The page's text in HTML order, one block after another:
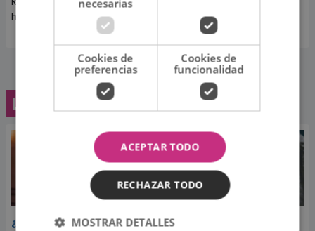
hijos.
Lo último
¿Greeicy espera a su
Laura Pausini reveló cuál
necesarias
Cookies de
preferencias
Cookies de
funcionalidad
ACEPTAR TODO
RECHAZAR TODO
MOSTRAR DETALLES